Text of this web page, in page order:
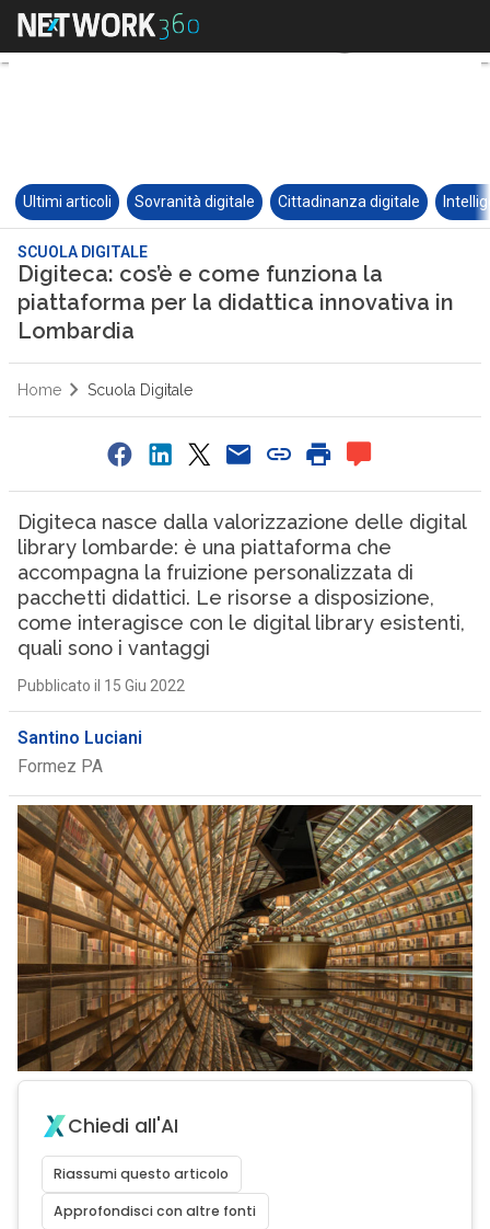
Ultimi articoli Sovranità digitale Cittadinanza digitale
SCUOLA DIGITALE
Digiteca: cos’è e come funziona la
piattaforma per la didattica innovativa in
Lombardia
Home Scuola Digitale
Digiteca nasce dalla valorizzazione delle digital
library lombarde: è una piattaforma che
accompagna la fruizione personalizzata di
pacchetti didattici. Le risorse a disposizione,
come interagisce con le digital library esistenti,
quali sono i vantaggi
Pubblicato il 15 Giu 2022
Santino Luciani
Formez PA
Chiedi all'AI
Riassumi questo articolo
Approfondisci con altre fonti